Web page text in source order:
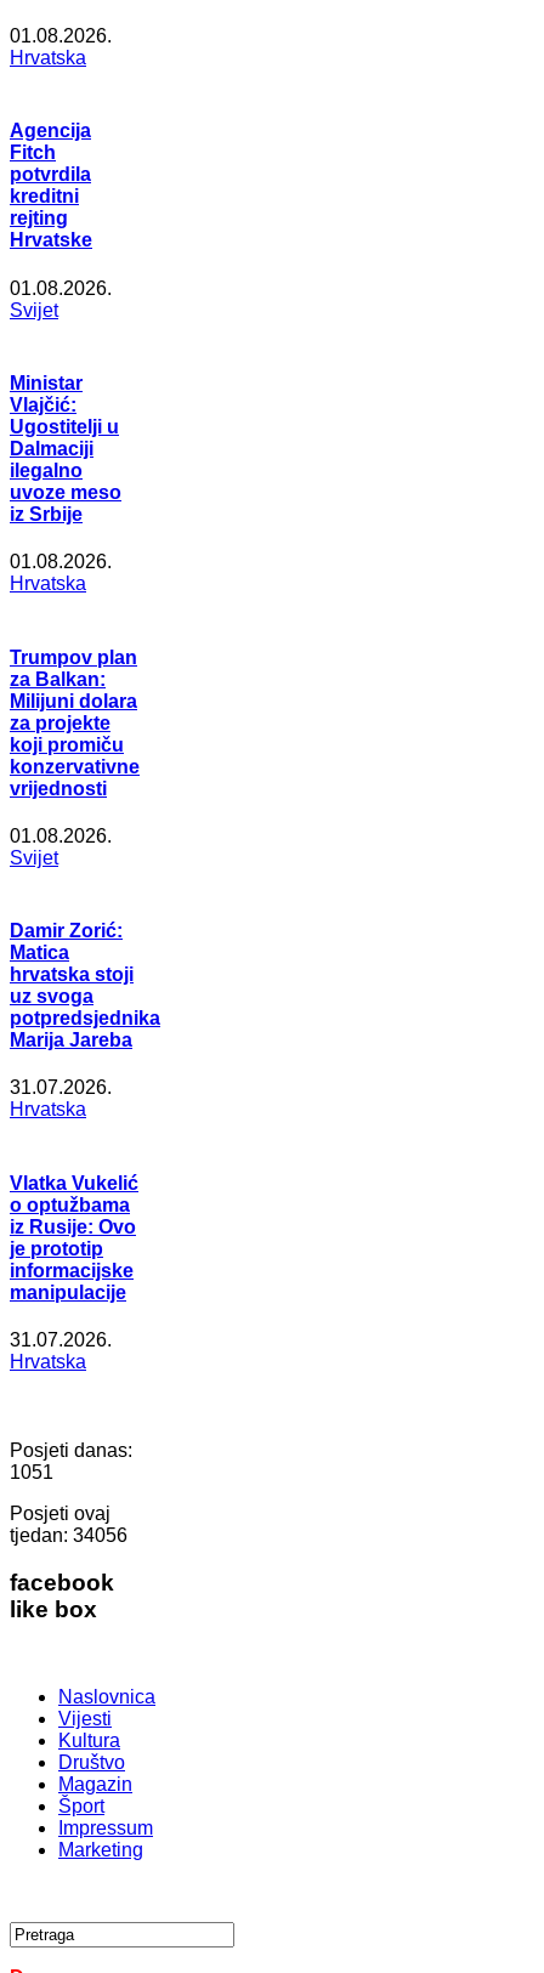
01.08.2026.
Hrvatska
Agencija
Fitch
potvrdila
kreditni
rejting
Hrvatske
01.08.2026.
Svijet
Ministar
Vlajčić:
Ugostitelji u
Dalmaciji
ilegalno
uvoze meso
iz Srbije
01.08.2026.
Hrvatska
Trumpov plan
za Balkan:
Milijuni dolara
za projekte
koji promiču
konzervativne
vrijednosti
01.08.2026.
Svijet
Damir Zorić:
Matica
hrvatska stoji
uz svoga
potpredsjednika
Marija Jareba
31.07.2026.
Hrvatska
Vlatka Vukelić
o optužbama
iz Rusije: Ovo
je prototip
informacijske
manipulacije
31.07.2026.
Hrvatska
Posjeti danas:
1051
Posjeti ovaj
tjedan: 34056
facebook
like box
Naslovnica
Vijesti
Kultura
Društvo
Magazin
Šport
Impressum
Marketing